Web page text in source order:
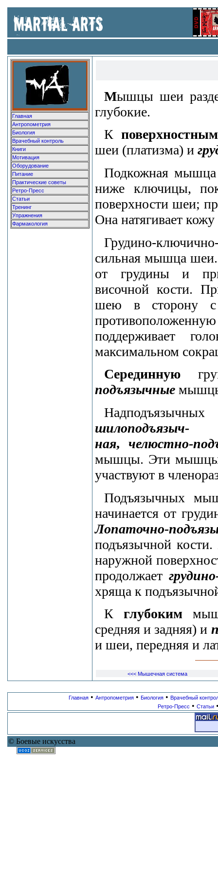
Главная
Антропометрия
Биология
Врачебный контроль
Книги
Мотивация
Оборудование
Питание
Практические советы
Ретро-Пресс
Статьи
Тренинг
Упражнения
Фармакология
Мышцы шеи
глубокие.
К поверхностным
шеи (платизма) и
Подкожная мышца
ниже ключицы,
поверхности шеи;
Она натягивает
Грудино-
сильная мышца
от грудины и
височной кости.
шею в сторону с
поддерживает
максимальном
Серединную
подъязычные
шилоподъязыч-
ная, челюстно-
мышцы. Эти мышцы
участвуют в
Подъязычных
начинается от
Лопаточно-
подъязычной кости.
наружной
продолжает
хряща к
Кглубоким
средняя и задняя) и
и шеи, передняя и
<<< Мышечная система
Главная • Антропометрия • Биология • Врачебный
Ретро-Пресс • Статьи
© Боевые искусства